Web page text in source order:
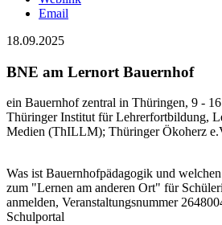
Email
18.09.2025
BNE am Lernort Bauernhof
ein Bauernhof zentral in Thüringen, 9 -
Thüringer Institut für Lehrerfortbildung,
Medien (ThILLM); Thüringer Ökoherz
Was ist Bauernhofpädagogik und
zum "Lernen am anderen Ort" für
anmelden, Veranstaltungsnummer
Schulportal